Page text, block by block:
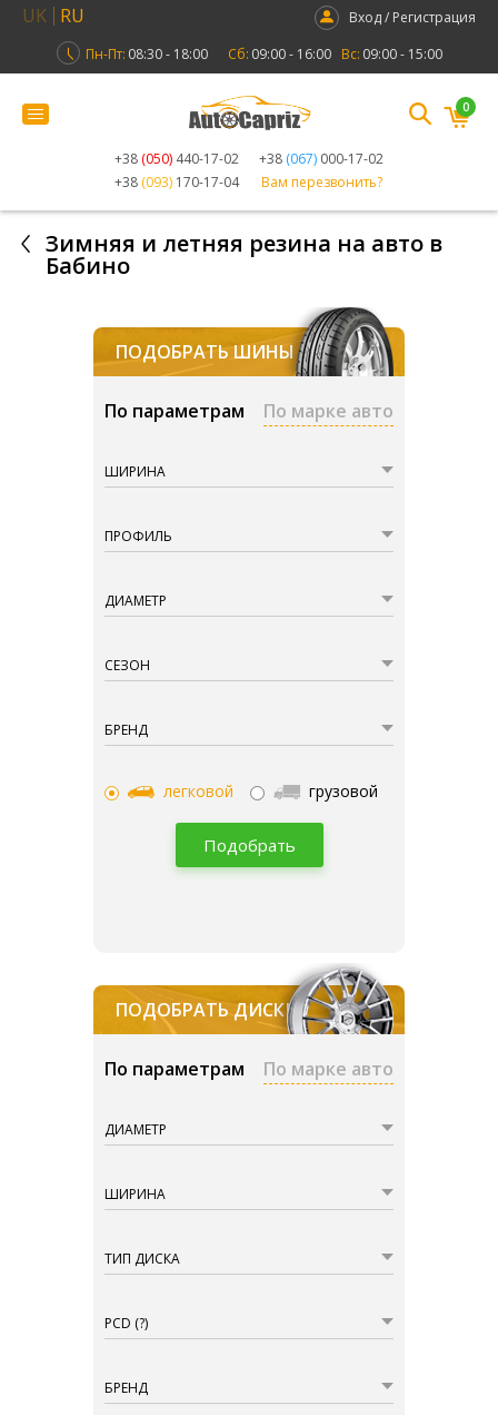
UK RU
Вход / Регистрация
Пн-Пт: 08:30 - 18:00 Сб: 09:00 - 16:00 Вс: 09:00 - 15:00
+38 (050) 440-17-02 +38 (067) 000-17-02
+38 (093) 170-17-04 Вам перезвонить?
0
Зимняя и летняя резина на авто в
Бабино
ПОДОБРАТЬ ШИНЫ
По параметрам По марке авто
ШИРИНА
ПРОФИЛЬ
ДИАМЕТР
СЕЗОН
БРЕНД
легковой грузовой
Подобрать
ПОДОБРАТЬ ДИСКИ
По параметрам По марке авто
ДИАМЕТР
ШИРИНА
ТИП ДИСКА
PCD (?)
БРЕНД